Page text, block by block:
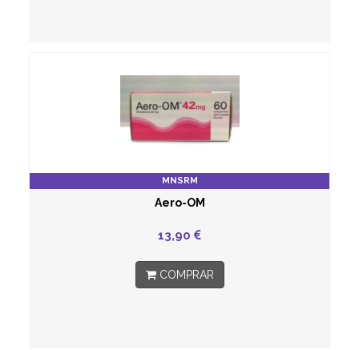
MNSRM
Aero-OM
13,90
COMPRAR